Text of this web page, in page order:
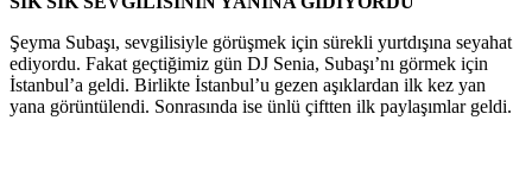
Şeyma Subaşı, sevgilisiyle görüşmek için sürekli yurtdışına seyahat
ediyordu. Fakat geçtiğimiz gün DJ Senia, Subaşı’nı görmek için
İstanbul’a geldi. Birlikte İstanbul’u gezen aşıklardan ilk kez yan
yana görüntülendi. Sonrasında ise ünlü çiftten ilk paylaşımlar geldi.